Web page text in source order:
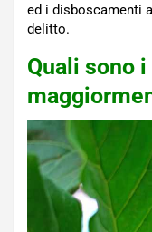
ed i disboscamenti
delitto.
Quali sono